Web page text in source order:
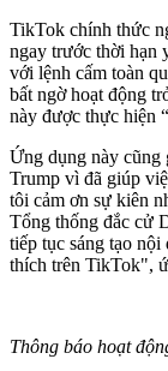
TikTok chính thức
ngay trước thời hạn
với lệnh cấm toàn
bất ngờ hoạt động
này được thực hiện
Ứng dụng này cũng
Trump vì đã giúp
tôi cảm ơn sự kiên
Tổng thống đắc cử
tiếp tục sáng tạo
thích trên TikTok",
Thông báo hoạt